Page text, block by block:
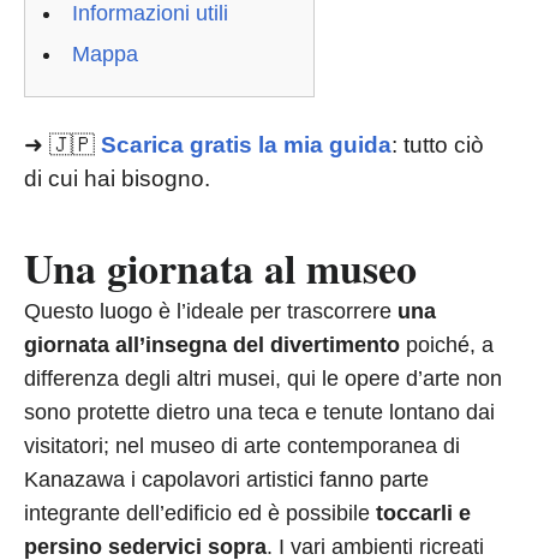
Informazioni utili
Mappa
➜ 🇯🇵 Scarica gratis la mia guida: tutto ciò
di cui hai bisogno.
Una giornata al museo
Questo luogo è l’ideale per trascorrere una
giornata all’insegna del divertimento poiché, a
differenza degli altri musei, qui le opere d’arte non
sono protette dietro una teca e tenute lontano dai
visitatori; nel museo di arte contemporanea di
Kanazawa i capolavori artistici fanno parte
integrante dell’edificio ed è possibile toccarli e
persino sedervici sopra. I vari ambienti ricreati